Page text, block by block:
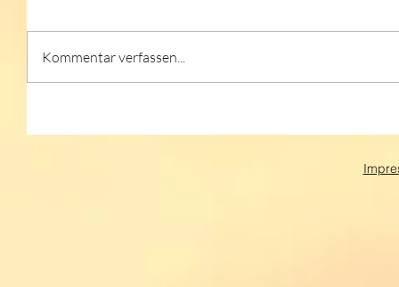
Kommentar verfassen...